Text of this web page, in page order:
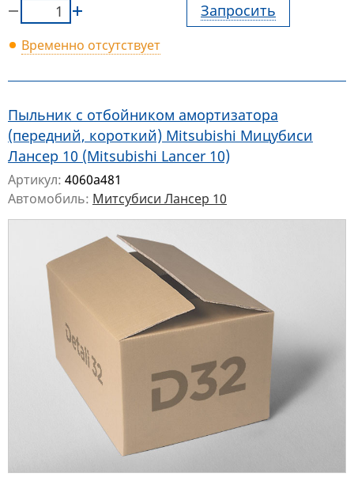
Запросить
Временно отсутствует
Пыльник с отбойником амортизатора
(передний, короткий) Mitsubishi Мицубиси
Лансер 10 (Mitsubishi Lancer 10)
Артикул: 4060a481
Автомобиль: Митсубиси Лансер 10